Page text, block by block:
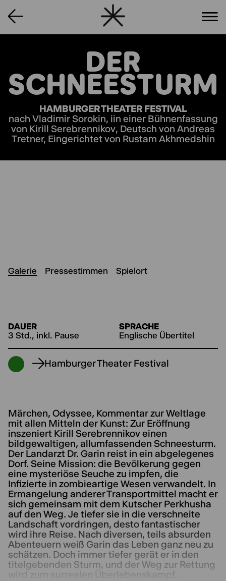
DER
SCHNEESTURM
HAMBURGER THEATER FESTIVAL
nach Vladimir Sorokin, iin einer Bühnenfassung
von Kirill Serebrennikov, Deutsch von Andreas
Tretner, Eingerichtet von Rustam Akhmedshin
Galerie Pressestimmen Spielort
DAUER
3 Std., inkl. Pause
SPRACHE
Englische Übertitel
Hamburger Theater Festival
Märchen, Odyssee, Kommentar zur Weltlage
mit allen Mitteln der Kunst: Zur Eröffnung
inszeniert Kirill Serebrennikov einen
bildgewaltigen, allumfassenden Schneesturm.
Der Landarzt Dr. Garin reist in ein abgelegenes
Dorf. Seine Mission: die Bevölkerung gegen
eine mysteriöse Seuche zu impfen, die
Infizierte in zombieartige Wesen verwandelt. In
Ermangelung anderer Transportmittel macht er
sich gemeinsam mit dem Kutscher Perkhusha
auf den Weg. Je tiefer sie in die verschneite
Landschaft vordringen, desto fantastischer
wird ihre Reise. Nach diversen, teils absurden
Abenteuern weiß Garin das Leben ganz neu zu
schätzen. Doch immer tiefer gerät er in den
titelgebenden Sturm, und der Weg zur Rettung
wird zum surrealen Überlebenskampf.